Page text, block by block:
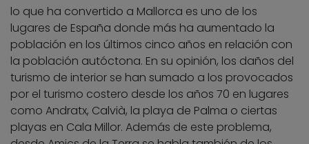
lo que ha convertido a Mallorca es uno de los
lugares de España donde más ha aumentado la
población en los últimos cinco años en relación con
la población autóctona. En su opinión, los daños del
turismo de interior se han sumado a los provocados
por el turismo costero desde los años 70 en lugares
como Andratx, Calvià, la playa de Palma o ciertas
playas en Cala Millor. Además de este problema,